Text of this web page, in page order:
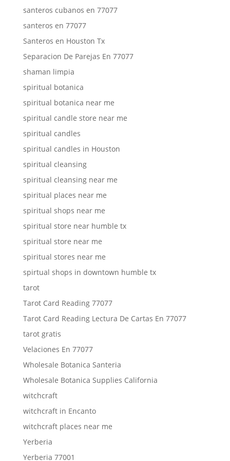
santeros cubanos en 77077
santeros en 77077
Santeros en Houston Tx
Separacion De Parejas En 77077
shaman limpia
spiritual botanica
spiritual botanica near me
spiritual candle store near me
spiritual candles
spiritual candles in Houston
spiritual cleansing
spiritual cleansing near me
spiritual places near me
spiritual shops near me
spiritual store near humble tx
spiritual store near me
spiritual stores near me
spirtual shops in downtown humble tx
tarot
Tarot Card Reading 77077
Tarot Card Reading Lectura De Cartas En 77077
tarot gratis
Velaciones En 77077
Wholesale Botanica Santeria
Wholesale Botanica Supplies California
witchcraft
witchcraft in Encanto
witchcraft places near me
Yerberia
Yerberia 77001